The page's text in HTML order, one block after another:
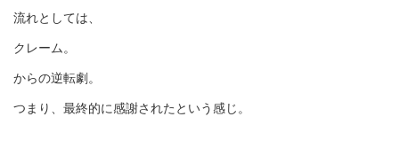
流れとしては、
クレーム。
からの逆転劇。
つまり、最終的に感謝されたという感じ。